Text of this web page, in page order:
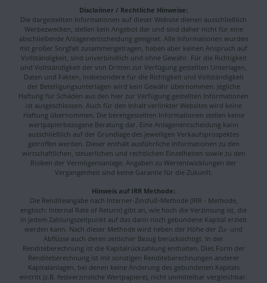
Disclaimer / Rechtliche Hinweise:
Die dargestellten Informationen auf dieser Website dienen ausschließlich
Werbezwecken, stellen kein Angebot dar und sind daher nicht für eine
abschließende Anlagenentscheidung geeignet. Alle Informationen wurden
mit großer Sorgfalt zusammengetragen, haben aber keinen Anspruch auf
Vollständigkeit, sind unverbindlich und ohne Gewähr. Für die Richtigkeit
und Vollständigkeit der von Dritten zur Verfügung gestellten Unterlagen,
Daten und Fakten, insbesondere für die Richtigkeit und Vollständigkeit
der Beteiligungsunterlagen wird kein Gewähr übernommen. Jegliche
Haftung für Schäden aus den hier zur Verfügung gestellten Informationen
ist ausgeschlossen. Auch für den Inhalt verlinkter Websites wird keine
Haftung übernommen. Die bereitgestellten Informationen stellen keine
wertpapierbezogene Beratung dar. Eine Anlagenentscheidung kann
ausschließlich auf der Grundlage des jeweiligen Verkaufsprospektes
getroffen werden. Dieser enthält ausführliche Informationen zu den
wirtschaftlichen, steuerlichen und rechtlichen Einzelheiten sowie zu den
Risiken der Vermögensanlage. Angaben zu Wertentwicklungen der
Vergangenheit sind keine Garantie für die Zukunft.
Hinweis auf IRR Methode:
Die Renditeangabe nach Interner-Zinsfuß-Methode (IRR - Methode,
englisch: Internal Rate of Return) gibt an, wie hoch die Verzinsung ist, die
in jedem Zahlungszeitpunkt auf das dann noch gebundene Kapital erzielt
werden kann. Nach dieser Methode wird neben der Höhe der Zu- und
Abflüsse auch deren zeitlicher Bezug berücksichtigt. In der
Renditeberechnung ist die Kapitalrückzahlung enthalten. Dies Form der
Renditeberechnung ist mit sonstigen Renditeberechnungen anderer
Kapitalanlagen, bei denen keine Änderung des gebundenen Kapitals
eintritt (z.B. festverzinsliche Wertpapiere), nicht unmittelbar vergleichbar.